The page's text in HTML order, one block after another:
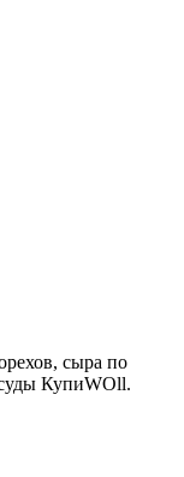
сыра по
КупиWOll.